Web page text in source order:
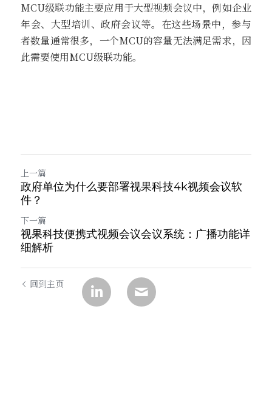
MCU级联功能主要应用于大型视频会议中，例如企业
年会、大型培训、政府会议等。在这些场景中，参与
者数量通常很多，一个MCU的容量无法满足需求，因
此需要使用MCU级联功能。
上一篇
政府单位为什么要部署视果科技4k视频会议软
件？
下一篇
视果科技便携式视频会议会议系统：广播功能详
细解析
回到主页